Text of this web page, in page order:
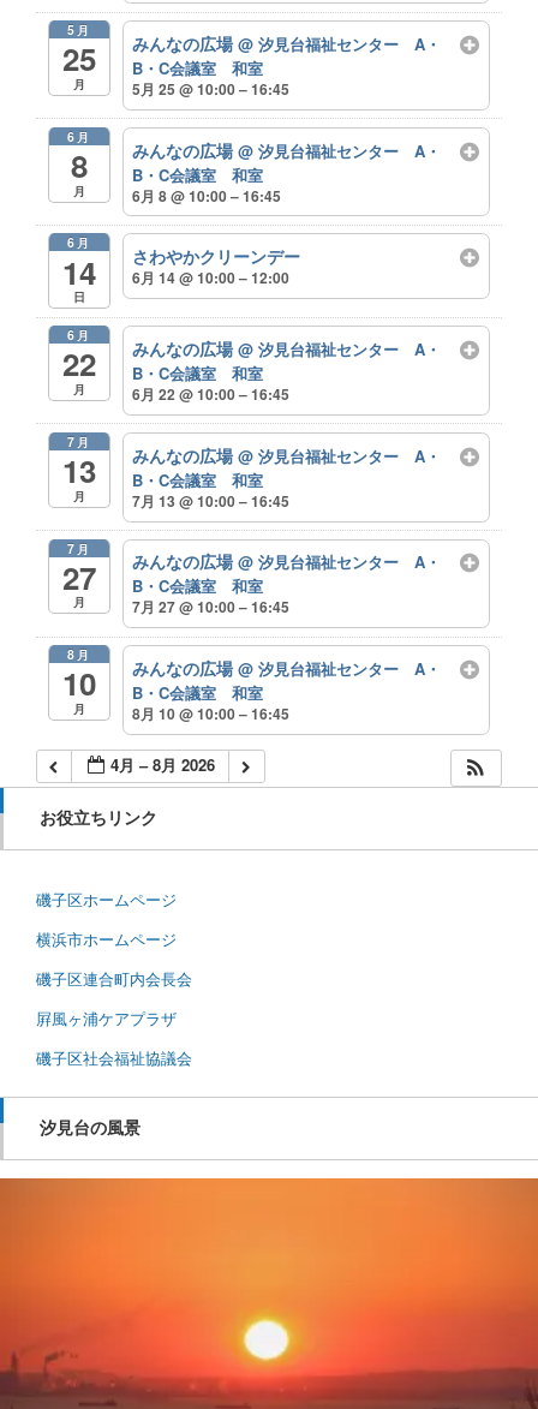
5月
25
月
みんなの広場@ 汐見台福祉センター A・
B・C会議室 和室
5月 25 @ 10:00 – 16:45
6月
8
月
みんなの広場@ 汐見台福祉センター A・
B・C会議室 和室
6月 8 @ 10:00 – 16:45
6月
14
日
さわやかクリーンデー
6月 14 @ 10:00 – 12:00
6月
22
月
みんなの広場@ 汐見台福祉センター A・
B・C会議室 和室
6月 22 @ 10:00 – 16:45
7月
13
月
みんなの広場@ 汐見台福祉センター A・
B・C会議室 和室
7月 13 @ 10:00 – 16:45
7月
27
月
みんなの広場@ 汐見台福祉センター A・
B・C会議室 和室
7月 27 @ 10:00 – 16:45
8月
10
月
みんなの広場@ 汐見台福祉センター A・
B・C会議室 和室
8月 10 @ 10:00 – 16:45
4月 – 8月 2026
お役立ちリンク
磯子区ホームページ
横浜市ホームページ
磯子区連合町内会長会
屛風ヶ浦ケアプラザ
磯子区社会福祉協議会
汐見台の風景